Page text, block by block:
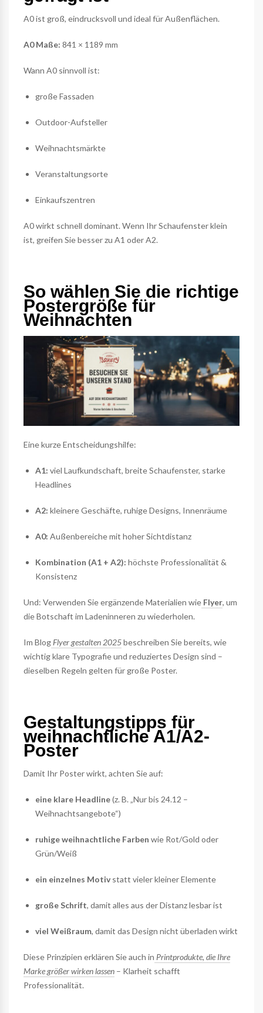
A0 ist groß, eindrucksvoll und ideal für Außenflächen.
A0 Maße: 841 × 1189 mm
Wann A0 sinnvoll ist:
große Fassaden
Outdoor-Aufsteller
Weihnachtsmärkte
Veranstaltungsorte
Einkaufszentren
A0 wirkt schnell dominant. Wenn Ihr Schaufenster klein
ist, greifen Sie besser zu A1 oder A2.
So wählen Sie die richtige
Postergröße für
Weihnachten
Eine kurze Entscheidungshilfe:
A1: viel Laufkundschaft, breite Schaufenster, starke
Headlines
A2: kleinere Geschäfte, ruhige Designs, Innenräume
A0: Außenbereiche mit hoher Sichtdistanz
Kombination (A1 + A2): höchste Professionalität &
Konsistenz
Und: Verwenden Sie ergänzende Materialien wie Flyer, um
die Botschaft im Ladeninneren zu wiederholen.
Im Blog Flyer gestalten 2025beschreiben Sie bereits, wie
wichtig klare Typografie und reduziertes Design sind –
dieselben Regeln gelten für große Poster.
Gestaltungstipps für
weihnachtliche A1/A2-
Poster
Damit Ihr Poster wirkt, achten Sie auf:
eine klare Headline(z. B. „Nur bis 24.12 –
Weihnachtsangebote“)
ruhige weihnachtliche Farben wie Rot/Gold oder
Grün/Weiß
ein einzelnes Motivstatt vieler kleiner Elemente
große Schrift, damit alles aus der Distanz lesbar ist
viel Weißraum, damit das Design nicht überladen wirkt
Diese Prinzipien erklären Sie auch in Printprodukte, die Ihre
Marke größer wirken lassen – Klarheit schafft
Professionalität.